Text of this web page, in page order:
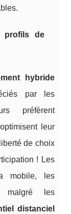
profils de
hybride
par les
préfèrent
leur
de choix
! Les
mobile, les
malgré les
distanciel